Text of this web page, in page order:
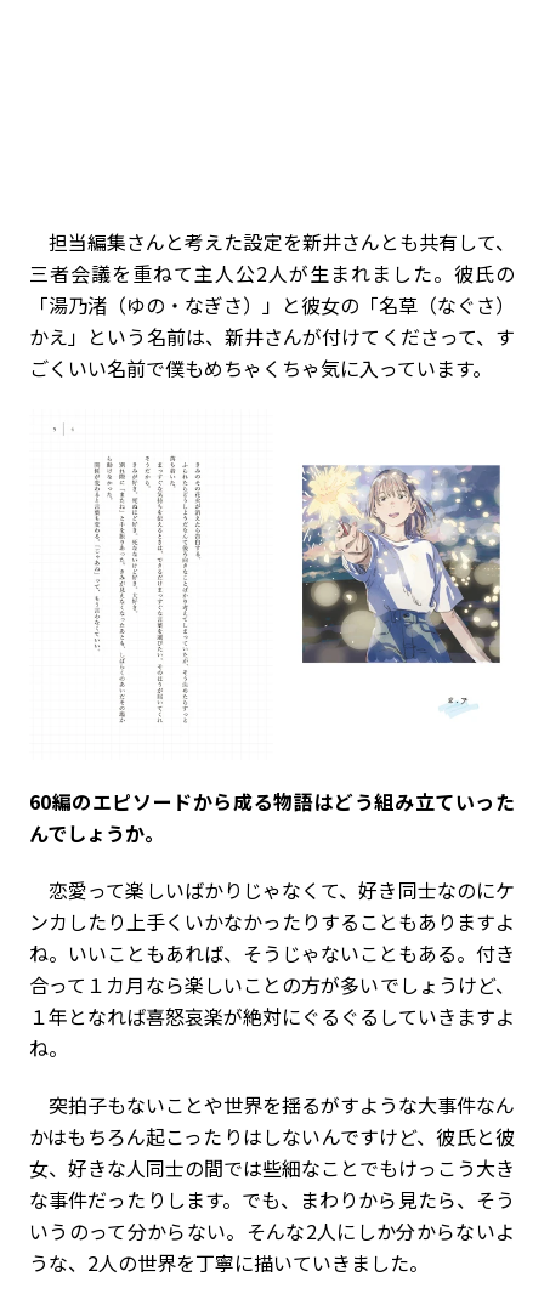
担当編集さんと考えた設定を新井さんとも共有して、
三者会議を重ねて主人公2人が生まれました。彼氏の
「湯乃渚（ゆの・なぎさ）」と彼女の「名草（なぐさ）
かえ」という名前は、新井さんが付けてくださって、す
ごくいい名前で僕もめちゃくちゃ気に入っています。
――60編のエピソードから成る物語はどう組み立ていった
んでしょうか。
恋愛って楽しいばかりじゃなくて、好き同士なのにケ
ンカしたり上手くいかなかったりすることもありますよ
ね。いいこともあれば、そうじゃないこともある。付き
合って１カ月なら楽しいことの方が多いでしょうけど、
１年となれば喜怒哀楽が絶対にぐるぐるしていきますよ
ね。
突拍子もないことや世界を揺るがすような大事件なん
かはもちろん起こったりはしないんですけど、彼氏と彼
女、好きな人同士の間では些細なことでもけっこう大き
な事件だったりします。でも、まわりから見たら、そう
いうのって分からない。そんな2人にしか分からないよ
うな、2人の世界を丁寧に描いていきました。